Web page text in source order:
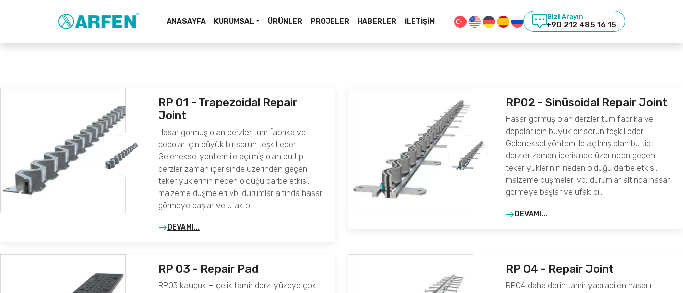
ANASAYFA KURUMSAL ÜRÜNLER PROJELER HABERLER İLETIŞIM
Bizi Arayın
+90 212 485 16 15
RP 01 - Trapezoidal Repair
Joint
Hasar görmüş olan derzler tüm fabrika ve
depolar için büyük bir sorun teşkil eder.
Geleneksel yöntem ile açılmış olan bu tip
derzler zaman içerisinde üzerinden geçen
teker yüklerinin neden olduğu darbe etkisi,
malzeme düşmeleri vb. durumlar altında hasar
görmeye başlar ve ufak bi…
DEVAMI...
RP02 - Sinüsoidal Repair Joint
Hasar görmüş olan derzler tüm fabrika ve
depolar için büyük bir sorun teşkil eder.
Geleneksel yöntem ile açılmış olan bu tip
derzler zaman içerisinde üzerinden geçen
teker yüklerinin neden olduğu darbe etkisi,
malzeme düşmeleri vb. durumlar altında hasar
görmeye başlar ve ufak bi…
DEVAMI...
RP 03 - Repair Pad
RP03 kauçuk + çelik tamir derzi yüzeye çok
RP 04 - Repair Joint
RP04 daha derin tamir yapılabilen hasarlı